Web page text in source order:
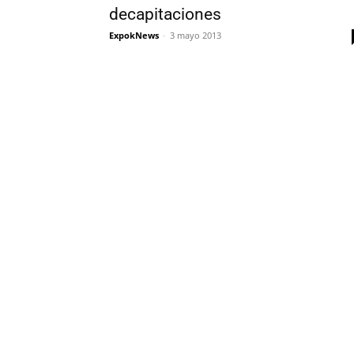
decapitaciones
ExpokNews - 3 mayo 2013